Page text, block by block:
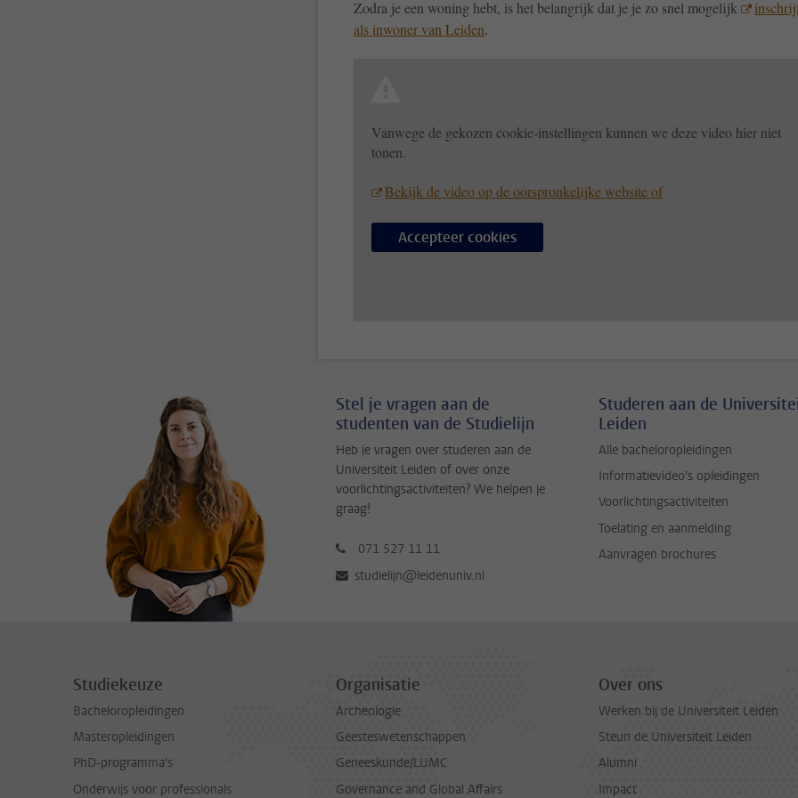
Zodra je een woning hebt, is het belangrijk dat je je zo snel mogelijk
als inwoner van Leiden.
Vanwege de gekozen cookie-instellingen kunnen we deze video hier niet
tonen.
Bekijk de video op de oorspronkelijke website of
Accepteer cookies
Stel je vragen aan de
studenten van de Studielijn
Heb je vragen over studeren aan de
Universiteit Leiden of over onze
voorlichtingsactiviteiten? We helpen je
graag!
071 527 11 11
studielijn@leidenuniv.nl
Studeren aan de
Leiden
Alle bacheloropleidingen
Informatievideo's opleidingen
Voorlichtingsactiviteiten
Toelating en aanmelding
Aanvragen brochures
Studiekeuze
Bacheloropleidingen
Masteropleidingen
PhD-programma's
Onderwijs voor professionals
Organisatie
Archeologie
Geesteswetenschappen
Geneeskunde/LUMC
Governance and Global Affairs
Over ons
Werken bij de Universiteit Leiden
Steun de Universiteit Leiden
Alumni
Impact